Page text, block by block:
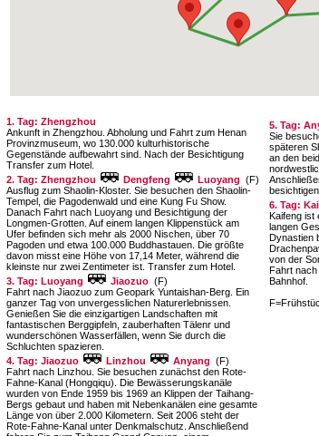
1. Tag: Zhengzhou
Ankunft in Zhengzhou. Abholung und Fahrt zum Henan
Provinzmuseum, wo 130.000 kulturhistorische
Gegenstände aufbewahrt sind. Nach der Besichtigung
Transfer zum Hotel.
2. Tag: Zhengzhou
Dengfeng Luoyang (F)
Ausflug zum Shaolin-Kloster. Sie besuchen den Shaolin-
Tempel, die Pagodenwald und eine Kung Fu Show.
Danach Fahrt nach Luoyang und Besichtigung der
Longmen-Grotten. Auf einem langen Klippenstück am
Ufer befinden sich mehr als 2000 Nischen, über 70
Pagoden und etwa 100.000 Buddhastauen. Die größte
davon misst eine Höhe von 17,14 Meter, während die
kleinste nur zwei Zentimeter ist. Transfer zum Hotel.
3. Tag: Luoyang
Jiaozuo (F)
Fahrt nach Jiaozuo zum Geopark Yuntaishan-Berg. Ein
ganzer Tag von unvergesslichen Naturerlebnissen.
Genießen Sie die einzigartigen Landschaften mit
fantastischen Berggipfeln, zauberhaften Tälenr und
wunderschönen Wasserfällen, wenn Sie durch die
Schluchten spazieren.
4. Tag: Jiaozuo
Linzhou Anyang (F)
Fahrt nach Linzhou. Sie besuchen zunächst den Rote-
Fahne-Kanal (Hongqiqu). Die Bewässerungskanäle
wurden von Ende 1959 bis 1969 an Klippen der Taihang-
Bergs gebaut und haben mit Nebenkanälen eine gesamte
Länge von über 2.000 Kilometern. Seit 2006 steht der
Rote-Fahne-Kanal unter Denkmalschutz. Anschließend
5. Tag:
Sie
späteren
an den
6. Tag:
Kaifeng ist
langen
Dynastien
von der
Fahrt
Bahnhof.